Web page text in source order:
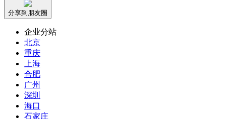
分享到朋友圈
企业分站
北京
重庆
上海
合肥
广州
深圳
海口
石家庄